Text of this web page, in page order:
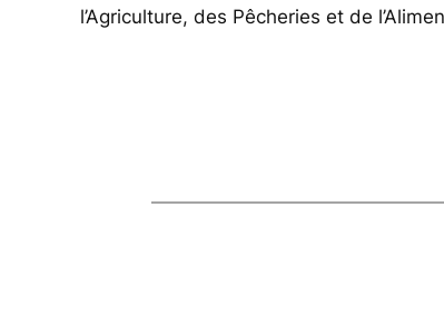
l’Agriculture, des Pêcheries et de